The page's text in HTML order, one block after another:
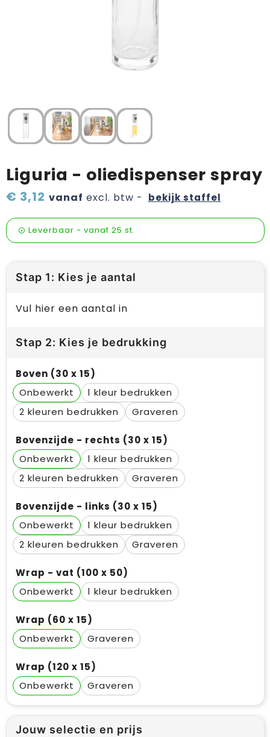
Verzorging & welness
Sinterklaas artikelen
Wijn, bier en proeverij
Zomerpakketten
Liguria - oliedispenser spray
€ 3,12 vanaf excl. btw - bekijk staffel
Leverbaar - vanaf 25 st.
Stap 1: Kies je aantal
Vul hier een aantal in
Stap 2: Kies je bedrukking
Boven (30 x 15)
Onbewerkt
1
2
Graveren
Bovenzijde - rechts (30 x 15)
Onbewerkt
1
2
Graveren
Bovenzijde - links (30 x 15)
Onbewerkt
1
2
Graveren
Wrap - vat (100 x 50)
Onbewerkt
1
Wrap (60 x 15)
Onbewerkt
Graveren
Wrap (120 x 15)
Onbewerkt
Graveren
Jouw selectie en prijs